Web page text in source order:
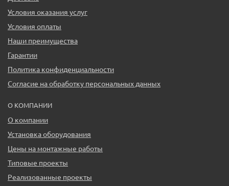
Условия оказания услуг
Условия оплаты
Наши преимущества
Гарантии
Политика конфиденциальности
Согласие на обработку персональных данных
О КОМПАНИИ
О компании
Установка оборудования
Цены на монтажные работы
Типовые проекты
Реализованные проекты